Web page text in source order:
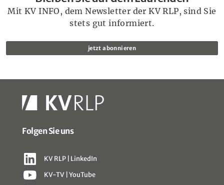
Mit KV INFO, dem Newsletter der KV RLP, sind Sie
stets gut informiert.
jetzt abonnieren
Folgen Sie uns
KV RLP | LinkedIn
KV-TV | YouTube